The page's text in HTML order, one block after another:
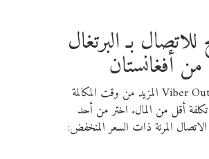
بـ البرتغال
من أفغانستان
يمنحك Viber Out المزيد من وقت المكالمة
أقل من المال. اختر من أحد
المرنة ذات السعر المنخفض: